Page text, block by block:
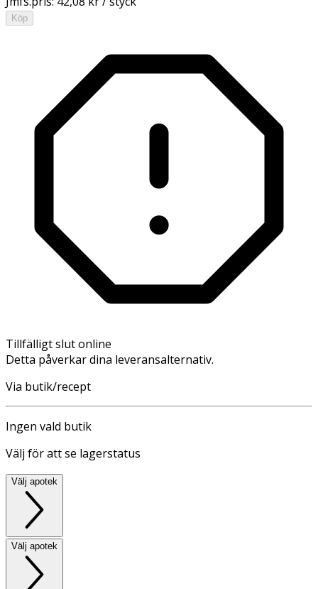
Köp
Tillfälligt slut online
Detta påverkar dina leveransalternativ.
Via butik/recept
Ingen vald butik
Välj för att se lagerstatus
Välj apotek
Välj apotek